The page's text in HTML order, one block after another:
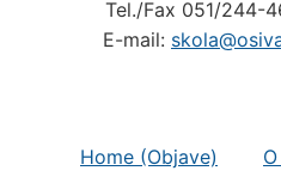
E-mail:
Home (Objave)